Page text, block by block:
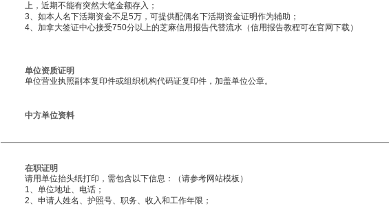
上，近期不能有突然大笔金额存入；
3、如本人名下活期资金不足5万，可提供配偶名下活期资金证明作为辅助；
4、加拿大签证中心接受750分以上的芝麻信用报告代替流水（信用报告教程可在官网下载）
单位资质证明
单位营业执照副本复印件或组织机构代码证复印件，加盖单位公章。
中方单位资料
在职证明
请用单位抬头纸打印，需包含以下信息：（请参考网站模板）
1、单位地址、电话；
2、申请人姓名、护照号、职务、收入和工作年限；